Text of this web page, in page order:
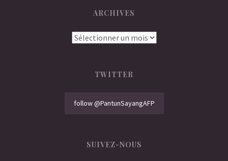
ARCHIVES
Archives
TWITTER
follow @PantunSayangAFP
SUIVEZ-NOUS